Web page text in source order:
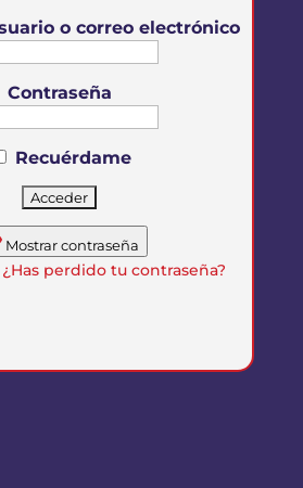
o correo electrónico
Contraseña
Recuérdame
Mostrar contraseña
¿Has perdido tu contraseña?